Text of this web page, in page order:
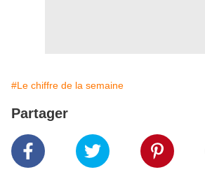
#Le chiffre de la semaine
Partager